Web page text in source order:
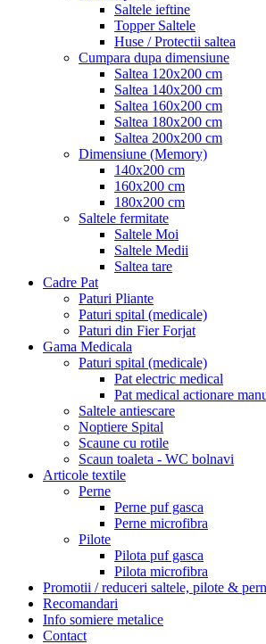
Saltele ieftine
Topper Saltele
Huse / Protectii saltea
Cumpara dupa dimensiune
Saltea 120x200 cm
Saltea 140x200 cm
Saltea 160x200 cm
Saltea 180x200 cm
Saltea 200x200 cm
Dimensiune (Memory)
140x200 cm
160x200 cm
180x200 cm
Saltele fermitate
Saltele Moi
Saltele Medii
Saltea tare
Cadre Pat
Paturi Pliante
Paturi spital (medicale)
Paturi din Fier Forjat
Gama Medicala
Paturi spital (medicale)
Pat electric medical
Pat medical actionare
Saltele antiescare
Noptiere Spital
Scaune cu rotile
Scaun toaleta - WC bolnavi
Articole textile
Perne
Perne puf gasca
Perne microfibra
Pilote
Pilota puf gasca
Pilota microfibra
Promotii / reduceri saltele, pilote &
Recomandari
Info somiere metalice
Contact